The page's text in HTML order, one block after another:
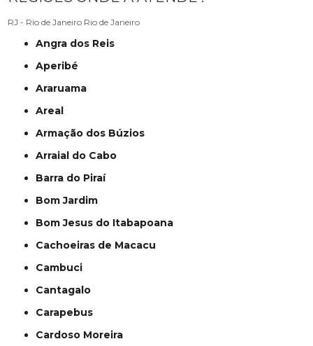
RJ - Rio de Janeiro Rio de Janeiro
Angra dos Reis
Aperibé
Araruama
Areal
Armação dos Búzios
Arraial do Cabo
Barra do Piraí
Bom Jardim
Bom Jesus do Itabapoana
Cachoeiras de Macacu
Cambuci
Cantagalo
Carapebus
Cardoso Moreira